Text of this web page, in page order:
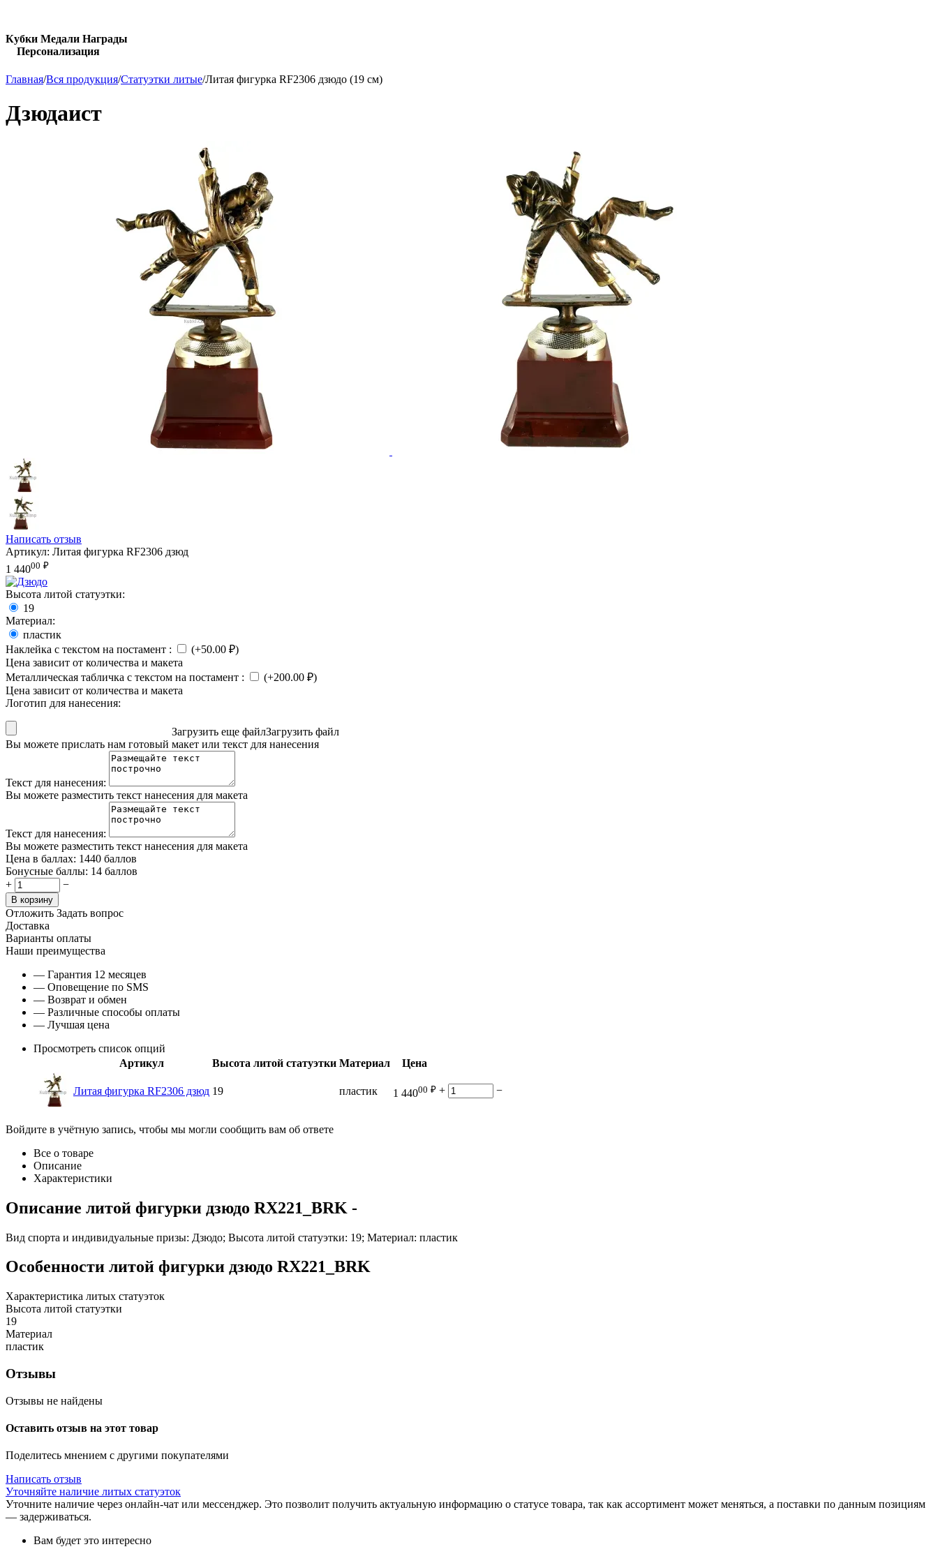
Кубки Медали Награды
Персонализация
Главная/Вся продукция/Статуэтки литые/Литая фигурка RF2306 дзюдо (19 см)
Дзюдаист
Написать отзыв
Артикул: Литая фигурка RF2306 дзюд
1 44000 ₽
Высота литой статуэтки:
19
Материал:
пластик
Наклейка с текстом на постамент : (+50.00 ₽)
Цена зависит от количества и макета
Металлическая табличка с текстом на постамент : (+200.00 ₽)
Цена зависит от количества и макета
Логотип для нанесения:
Загрузить еще файлЗагрузить файл
Вы можете прислать нам готовый макет или текст для нанесения
Текст для нанесения:
Вы можете разместить текст нанесения для макета
Текст для нанесения:
Вы можете разместить текст нанесения для макета
Цена в баллах: 1440 баллов
Бонусные баллы: 14 баллов
+
−
В корзину
Отложить Задать вопрос
Доставка
Варианты оплаты
Наши преимущества
— Гарантия 12 месяцев
— Оповещение по SMS
— Возврат и обмен
— Различные способы оплаты
— Лучшая цена
Просмотреть список опций
Артикул
Высота литой статуэтки Материал Цена
Литая фигурка RF2306 дзюд 19 пластик 1 44000 ₽ + −
Войдите в учётную запись, чтобы мы могли сообщить вам об ответе
Все о товаре
Описание
Характеристики
Описание литой фигурки дзюдо RX221_BRK -
Вид спорта и индивидуальные призы: Дзюдо; Высота литой статуэтки: 19; Материал: пластик
Особенности литой фигурки дзюдо RX221_BRK
Характеристика литых статуэток
Высота литой статуэтки
19
Материал
пластик
Отзывы
Отзывы не найдены
Оставить отзыв на этот товар
Поделитесь мнением с другими покупателями
Написать отзыв
Уточняйте наличие литых статуэток
Уточните наличие через онлайн-чат или мессенджер. Это позволит получить актуальную информацию о статусе товара, так как ассортимент может меняться, а поставки по данным позициям
— задерживаться.
Вам будет это интересно